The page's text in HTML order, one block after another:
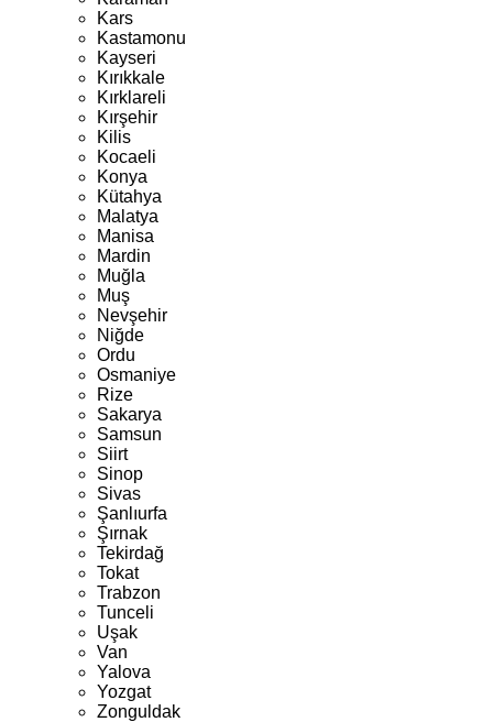
Kars
Kastamonu
Kayseri
Kırıkkale
Kırklareli
Kırşehir
Kilis
Kocaeli
Konya
Kütahya
Malatya
Manisa
Mardin
Muğla
Muş
Nevşehir
Niğde
Ordu
Osmaniye
Rize
Sakarya
Samsun
Siirt
Sinop
Sivas
Şanlıurfa
Şırnak
Tekirdağ
Tokat
Trabzon
Tunceli
Uşak
Van
Yalova
Yozgat
Zonguldak